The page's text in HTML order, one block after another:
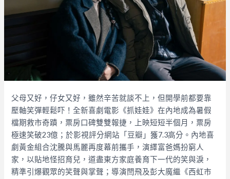
父母又好，仔女又好，雖然辛苦就談不上，但開學前都要靠
壓軸笑彈輕鬆吓！全新喜劇電影《抓娃娃》在內地成為暑假
檔期救市奇蹟，票房口碑雙雙報捷，上映短短半個月，票房
極速笑破23億；於影視評分網站「豆瓣」獲7.3高分。內地喜
劇黃金組合沈騰與馬麗再度幕前攜手，演繹富爸媽扮窮人
家，以貼地怪招育兒，道盡東方家庭養育下一代的笑與淚，
精準引爆觀眾的笑聲與掌聲；導演閆飛及彭大魔繼《西虹市